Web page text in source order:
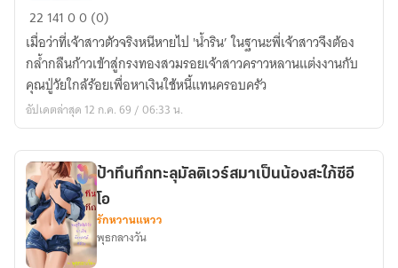
ให้
ตาย
เถอะ
กามเทพ
22 14100 (0)
เมื่อว่าที่เจ้าสาวตัวจริงหนีหายไป 'น้ำริน’ ในฐานะพี่เจ้าสาวจึงต้อง
กล้ำกลืนก้าวเข้าสู่กรงทองสวมรอยเจ้าสาวคราวหลานแต่งงานกับ
คุณปู่วัยใกล้ร้อยเพื่อหาเงินใช้หนี้แทนครอบครัว
อัปเดตล่าสุด 12 ก.ค. 69 / 06:33 น.
ป้าทึนทึกทะลุมัลติเวร์สมาเป็นน้องสะใภ้ซีอี
โอ
รักหวานแหวว
พุธกลางวัน